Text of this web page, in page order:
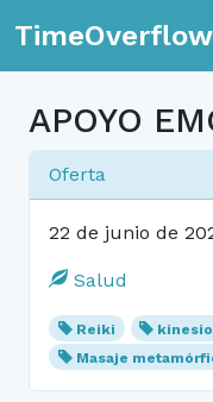
TimeOverflow
APOYO
Oferta
22 de junio de
Salud
Reiki
Masaje